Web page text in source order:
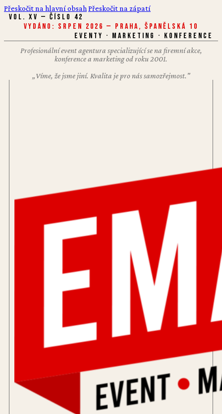
Přeskočit na hlavní obsah Přeskočit na zápatí
VOL. XV — ČÍSLO 42
Vydáno: Srpen 2026 — Praha, Španělská 10
EVENTY · MARKETING · KONFERENCE
Profesionální event agentura specializující se na firemní akce,
konference a marketing od roku 2001.
„Víme, že jsme jiní. Kvalita je pro nás samozřejmost."